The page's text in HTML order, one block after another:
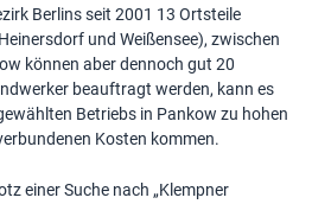
Berlins seit 2001 13 Ortsteile
und Weißensee), zwischen
können aber dennoch gut 20
beauftragt werden, kann es
Betriebs in Pankow zu hohen
Kosten kommen.
einer Suche nach „Klempner